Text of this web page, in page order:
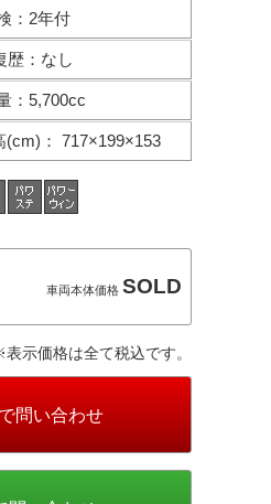
： 2年付
歴 ： なし
： 5,700cc
(cm) ： 717×199×153
車両本体価格 SOLD
示価格は全て税込です。